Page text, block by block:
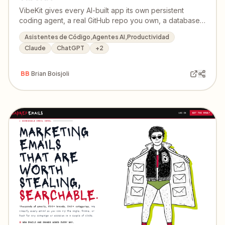
VibeKit gives every AI-built app its own persistent
coding agent, a real GitHub repo you own, a database,
and a live domain — build and ship from your phone,
Telegram, or CLI.
Asistentes de Código,Agentes AI,Productividad
Claude
ChatGPT +2
BB Brian Boisjoli